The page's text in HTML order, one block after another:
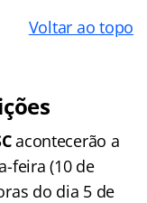
Voltar ao topo
acontecerão a
feira (10 de
do dia 5 de